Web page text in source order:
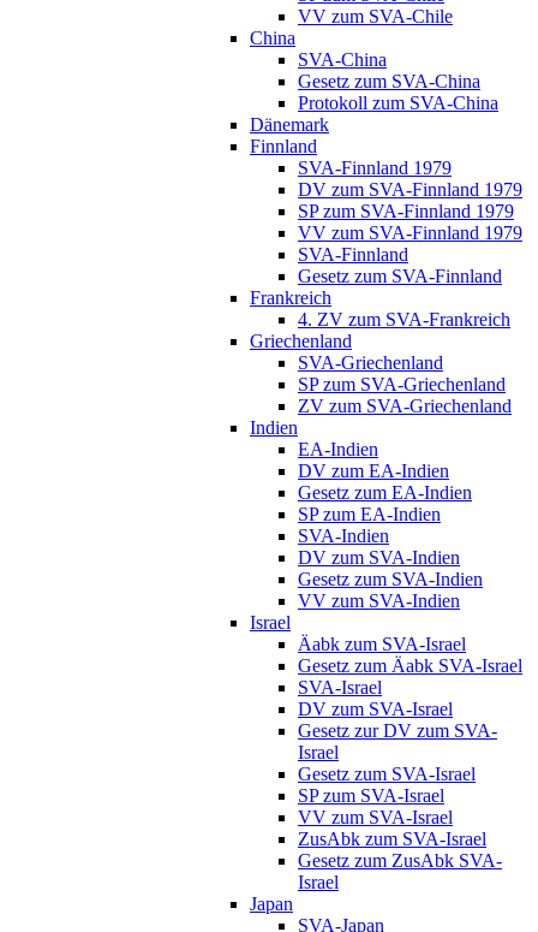
VV zum SVA-Chile
China
SVA-China
Gesetz zum SVA-China
Protokoll zum SVA-China
Dänemark
Finnland
SVA-Finnland 1979
DV zum SVA-Finnland 1979
SP zum SVA-Finnland 1979
VV zum SVA-Finnland 1979
SVA-Finnland
Gesetz zum SVA-Finnland
Frankreich
4. ZV zum SVA-Frankreich
Griechenland
SVA-Griechenland
SP zum SVA-Griechenland
ZV zum SVA-Griechenland
Indien
EA-Indien
DV zum EA-Indien
Gesetz zum EA-Indien
SP zum EA-Indien
SVA-Indien
DV zum SVA-Indien
Gesetz zum SVA-Indien
VV zum SVA-Indien
Israel
Äabk zum SVA-Israel
Gesetz zum Äabk SVA-Israel
SVA-Israel
DV zum SVA-Israel
Gesetz zur DV zum SVA-
Israel
Gesetz zum SVA-Israel
SP zum SVA-Israel
VV zum SVA-Israel
ZusAbk zum SVA-Israel
Gesetz zum ZusAbk SVA-
Israel
Japan
SVA-Japan